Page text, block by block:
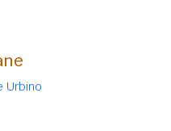
Urbino